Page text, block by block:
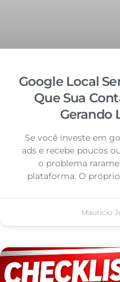
Google Local
Que Sua
Gerando
Se você investe em
ads e recebe poucos
o problema
plataforma. O
Mauricio